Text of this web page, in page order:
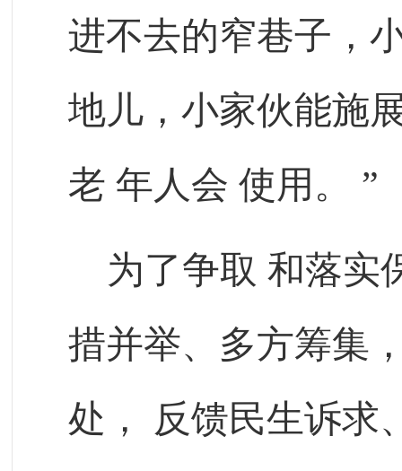
进不去的窄巷子，
地儿，小家伙能施
老 年人会 使用。 ”
为了争取 和落实
措并举、多方筹集
处，
反馈民生诉求